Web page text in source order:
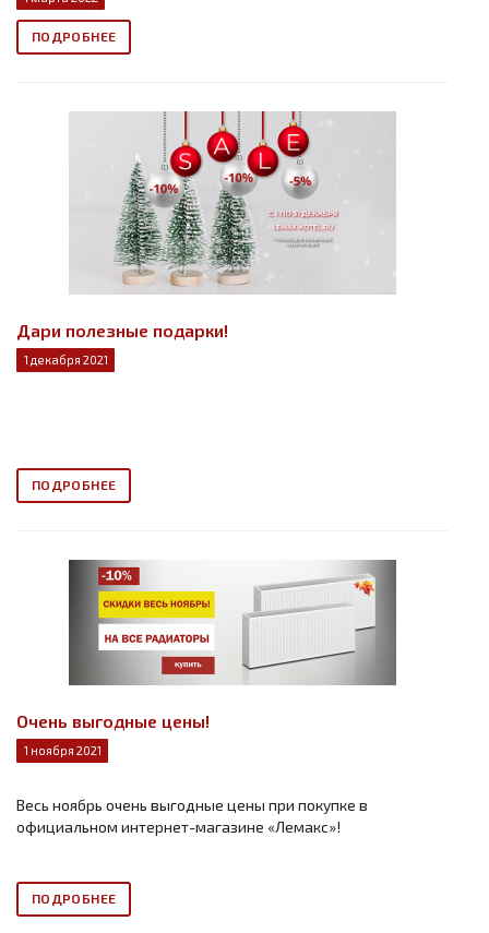
ПОДРОБНЕЕ
Дари полезные подарки!
1 декабря 2021
ПОДРОБНЕЕ
Очень выгодные цены!
1 ноября 2021
Весь ноябрь очень выгодные цены при покупке в
официальном интернет-магазине «Лемакс»!
ПОДРОБНЕЕ